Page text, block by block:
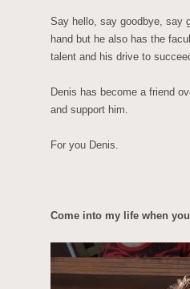
Say hello, say goodbye, say
hand but he also has the
talent and his drive to
Denis has become a friend
and support him.
For you Denis.
Come into my life when